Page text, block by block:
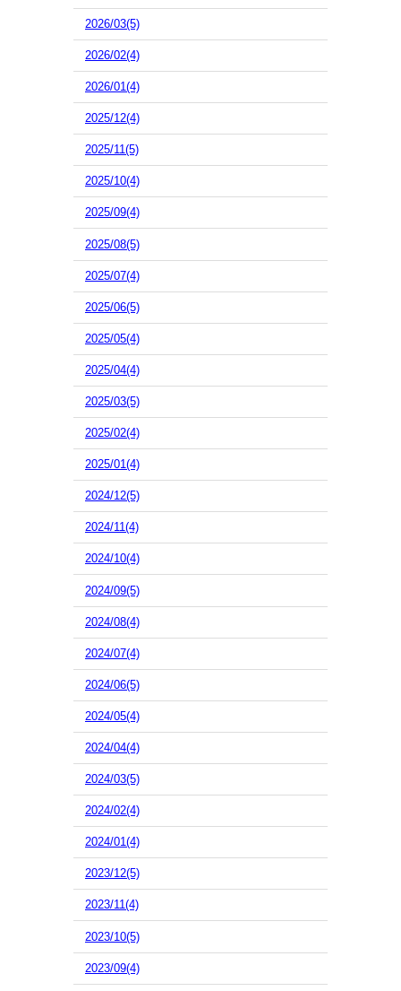
2026/03(5)
2026/02(4)
2026/01(4)
2025/12(4)
2025/11(5)
2025/10(4)
2025/09(4)
2025/08(5)
2025/07(4)
2025/06(5)
2025/05(4)
2025/04(4)
2025/03(5)
2025/02(4)
2025/01(4)
2024/12(5)
2024/11(4)
2024/10(4)
2024/09(5)
2024/08(4)
2024/07(4)
2024/06(5)
2024/05(4)
2024/04(4)
2024/03(5)
2024/02(4)
2024/01(4)
2023/12(5)
2023/11(4)
2023/10(5)
2023/09(4)